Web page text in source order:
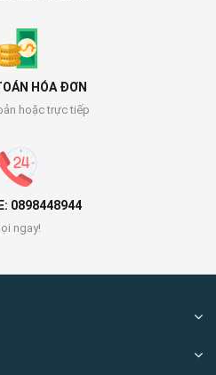
HÓA ĐƠN
hoặc trực tiếp
0898448944
ngay!